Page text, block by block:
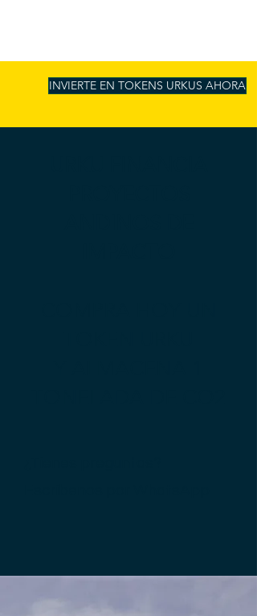
INVIERTE EN TOKENS URKUS AHORA